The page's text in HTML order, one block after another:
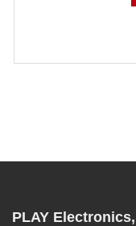
PLAY